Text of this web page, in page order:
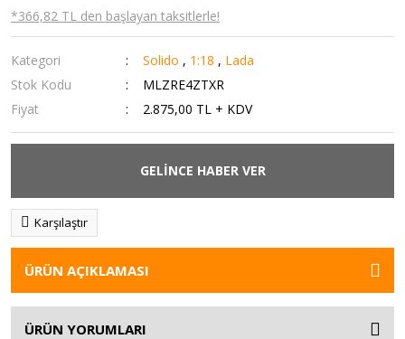
*366,82 TL den başlayan taksitlerle!
Kategori Solido , 1:18 , Lada
Stok Kodu
MLZRE4ZTXR
Fiyat
2.875,00 TL + KDV
GELİNCE HABER VER
Karşılaştır
ÜRÜN AÇIKLAMASI
ÜRÜN YORUMLARI